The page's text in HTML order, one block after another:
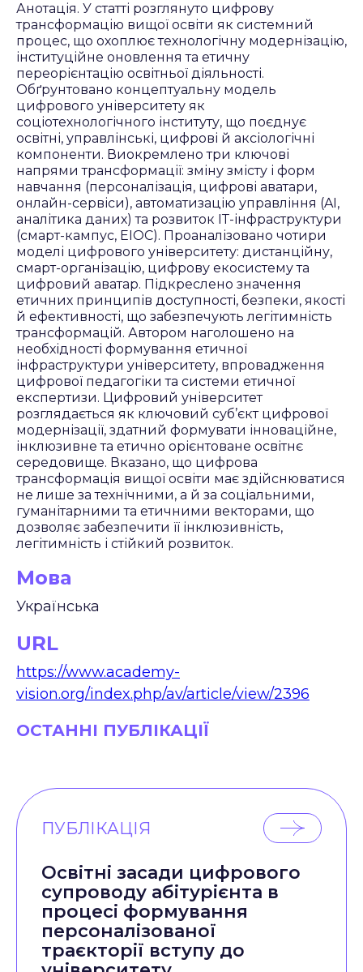
Анотація. У статті розглянуто цифрову
трансформацію вищої освіти як системний
процес, що охоплює технологічну модернізацію,
інституційне оновлення та етичну
переорієнтацію освітньої діяльності.
Обґрунтовано концептуальну модель
цифрового університету як
соціотехнологічного інституту, що поєднує
освітні, управлінські, цифрові й аксіологічні
компоненти. Виокремлено три ключові
напрями трансформації: зміну змісту і форм
навчання (персоналізація, цифрові аватари,
онлайн-сервіси), автоматизацію управління (AI,
аналітика даних) та розвиток ІТ-інфраструктури
(смарт-кампус, ЕІОС). Проаналізовано чотири
моделі цифрового університету: дистанційну,
смарт-організацію, цифрову екосистему та
цифровий аватар. Підкреслено значення
етичних принципів доступності, безпеки, якості
й ефективності, що забезпечують легітимність
трансформацій. Автором наголошено на
необхідності формування етичної
інфраструктури університету, впровадження
цифрової педагогіки та системи етичної
експертизи. Цифровий університет
розглядається як ключовий суб’єкт цифрової
модернізації, здатний формувати інноваційне,
інклюзивне та етично орієнтоване освітнє
середовище. Вказано, що цифрова
трансформація вищої освіти має здійснюватися
не лише за технічними, а й за соціальними,
гуманітарними та етичними векторами, що
дозволяє забезпечити її інклюзивність,
легітимність і стійкий розвиток.
Мова
Українська
URL
https://www.academy-
vision.org/index.php/av/article/view/2396
ОСТАННІ ПУБЛІКАЦІЇ
ПУБЛІКАЦІЯ
Освітні засади цифрового
супроводу абітурієнта в
процесі формування
персоналізованої
траєкторії вступу до